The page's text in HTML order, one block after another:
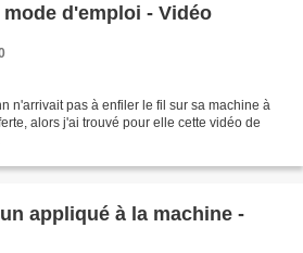
d'emploi - Vidéo
n'arrivait pas à enfiler le fil sur sa machine à
alors j'ai trouvé pour elle cette vidéo de
appliqué à la machine -